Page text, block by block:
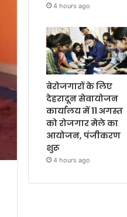
4 hours ago
बेरोजगारों के लिए
देहरादून सेवायोजन
कार्यालय में 11 अगस्त
को रोजगार मेले का
आयोजन, पंजीकरण
शुरू
4 hours ago